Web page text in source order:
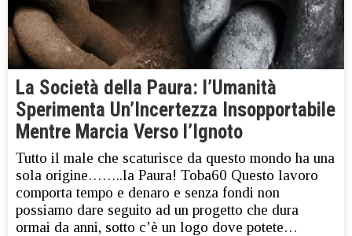
La Società della Paura: l’Umanità
Sperimenta Un’Incertezza Insopportabile
Mentre Marcia Verso l’Ignoto
Tutto il male che scaturisce da questo mondo ha una
sola origine……..la Paura! Toba60 Questo lavoro
comporta tempo e denaro e senza fondi non
possiamo dare seguito ad un progetto che dura
ormai da anni, sotto c’è un logo dove potete…